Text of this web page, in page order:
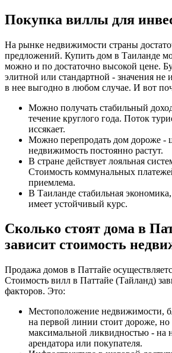
Покупка виллы для
На рынке недвижимости страны
предложений. Купить дом в Таиланде
можно и по достаточно высокой цене.
элитной или стандартной - значения не
в нее выгодно в любом случае. И вот
Можно получать стабильный
течение круглого года. Поток
иссякает.
Можно перепродать дом дороже -
недвижимость постоянно растут.
В стране действует лояльная
Стоимость коммунальных
приемлема.
В Таиланде стабильная
имеет устойчивый курс.
Сколько стоят дома в
зависит стоимость
Продажа домов в Паттайе
Стоимость вилл в Паттайе (Тайланд)
факторов. Это:
Местоположение недвижимости,
на первой линии стоит дороже, но
максимальной ликвидностью - на
арендатора или покупателя.